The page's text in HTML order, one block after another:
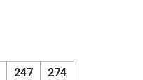
247 274